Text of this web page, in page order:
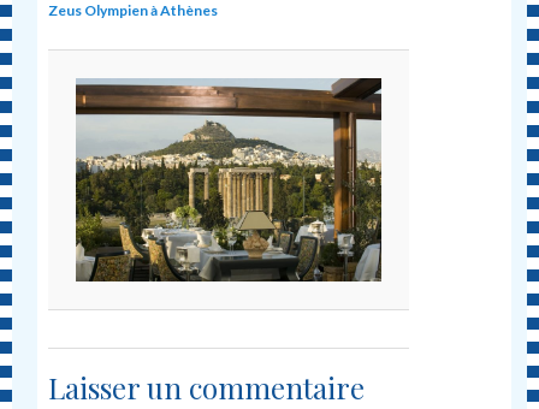
Zeus Olympien à Athènes
Laisser un commentaire